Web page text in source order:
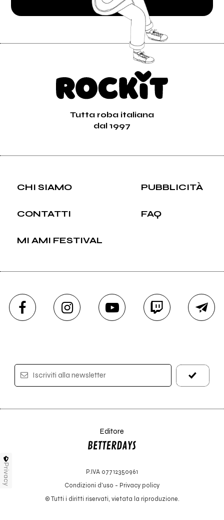
Tutta roba italiana
dal 1997
CHI SIAMO PUBBLICITÀ
CONTATTI FAQ
MI AMI FESTIVAL
Iscriviti alla newsletter
Editore
P.IVA 07712350961
Condizioni d'uso - Privacy policy
© Tutti i diritti riservati, vietata la riproduzione.
Privacy